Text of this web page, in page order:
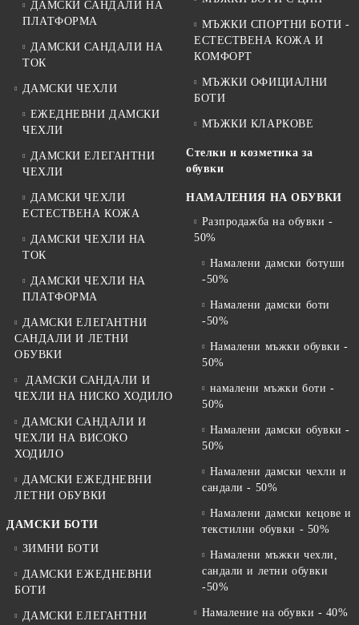
ДАМСКИ САНДАЛИ НА
ПЛАТФОРМА
ДАМСКИ САНДАЛИ НА
ТОК
ДАМСКИ ЧЕХЛИ
ЕЖЕДНЕВНИ ДАМСКИ
ЧЕХЛИ
ДАМСКИ ЕЛЕГАНТНИ
ЧЕХЛИ
ДАМСКИ ЧЕХЛИ
ЕСТЕСТВЕНА КОЖА
ДАМСКИ ЧЕХЛИ НА
ТОК
ДАМСКИ ЧЕХЛИ НА
ПЛАТФОРМА
ДАМСКИ ЕЛЕГАНТНИ
САНДАЛИ И ЛЕТНИ
ОБУВКИ
ДАМСКИ САНДАЛИ И
ЧЕХЛИ НА НИСКО ХОДИЛО
ДАМСКИ САНДАЛИ И
ЧЕХЛИ НА ВИСОКО
ХОДИЛО
ДАМСКИ ЕЖЕДНЕВНИ
ЛЕТНИ ОБУВКИ
ДАМСКИ БОТИ
ЗИМНИ БОТИ
ДАМСКИ ЕЖЕДНЕВНИ
БОТИ
ДАМСКИ ЕЛЕГАНТНИ
МЪЖКИ СПОРТНИ БОТИ -
ЕСТЕСТВЕНА КОЖА И
КОМФОРТ
МЪЖКИ ОФИЦИАЛНИ
БОТИ
МЪЖКИ КЛАРКОВЕ
Стелки и козметика за
обувки
НАМАЛЕНИЯ НА ОБУВКИ
Разпродажба на обувки -
50%
Намалени дамски ботуши
-50%
Намалени дамски боти
-50%
Намалени мъжки обувки -
50%
намалени мъжки боти -
50%
Намалени дамски обувки -
50%
Намалени дамски чехли и
сандали - 50%
Намалени дамски кецове и
текстилни обувки - 50%
Намалени мъжки чехли,
сандали и летни обувки
-50%
Намаление на обувки - 40%